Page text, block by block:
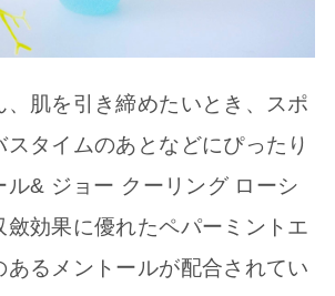
、肌を引き締めたいとき、スポ
スタイムのあとなどにぴったり
ル& ジョー クーリング ローシ
斂効果に優れたペパーミントエ
あるメントールが配合されてい